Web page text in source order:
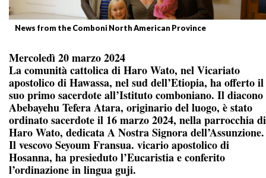
News from the Comboni North American Province
Mercoledì 20 marzo 2024
La comunità cattolica di Haro Wato, nel Vicariato
apostolico di Hawassa, nel sud dell’Etiopia, ha offerto il
suo primo sacerdote all’Istituto comboniano. Il diacono
Abebayehu Tefera Atara, originario del luogo, è stato
ordinato sacerdote il 16 marzo 2024, nella parrocchia di
Haro Wato, dedicata A Nostra Signora dell’Assunzione.
Il vescovo Seyoum Fransua. vicario apostolico di
Hosanna, ha presieduto l’Eucaristia e conferito
l’ordinazione in lingua guji.